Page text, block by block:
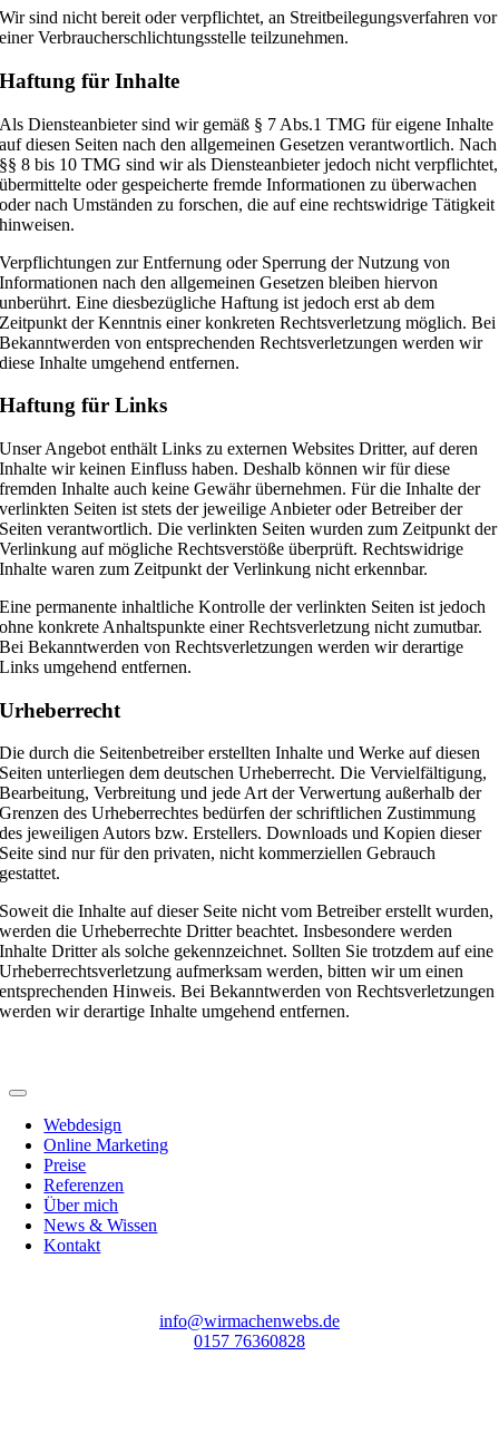
Wir sind nicht bereit oder verpflichtet, an Streitbeilegungsverfahren vor
einer Verbraucherschlichtungsstelle teilzunehmen.
Haftung für Inhalte
Als Diensteanbieter sind wir gemäß § 7 Abs.1 TMG für eigene Inhalte
auf diesen Seiten nach den allgemeinen Gesetzen verantwortlich. Nach
§§ 8 bis 10 TMG sind wir als Diensteanbieter jedoch nicht verpflichtet,
übermittelte oder gespeicherte fremde Informationen zu überwachen
oder nach Umständen zu forschen, die auf eine rechtswidrige Tätigkeit
hinweisen.
Verpflichtungen zur Entfernung oder Sperrung der Nutzung von
Informationen nach den allgemeinen Gesetzen bleiben hiervon
unberührt. Eine diesbezügliche Haftung ist jedoch erst ab dem
Zeitpunkt der Kenntnis einer konkreten Rechtsverletzung möglich. Bei
Bekanntwerden von entsprechenden Rechtsverletzungen werden wir
diese Inhalte umgehend entfernen.
Haftung für Links
Unser Angebot enthält Links zu externen Websites Dritter, auf deren
Inhalte wir keinen Einfluss haben. Deshalb können wir für diese
fremden Inhalte auch keine Gewähr übernehmen. Für die Inhalte der
verlinkten Seiten ist stets der jeweilige Anbieter oder Betreiber der
Seiten verantwortlich. Die verlinkten Seiten wurden zum Zeitpunkt der
Verlinkung auf mögliche Rechtsverstöße überprüft. Rechtswidrige
Inhalte waren zum Zeitpunkt der Verlinkung nicht erkennbar.
Eine permanente inhaltliche Kontrolle der verlinkten Seiten ist jedoch
ohne konkrete Anhaltspunkte einer Rechtsverletzung nicht zumutbar.
Bei Bekanntwerden von Rechtsverletzungen werden wir derartige
Links umgehend entfernen.
Urheberrecht
Die durch die Seitenbetreiber erstellten Inhalte und Werke auf diesen
Seiten unterliegen dem deutschen Urheberrecht. Die Vervielfältigung,
Bearbeitung, Verbreitung und jede Art der Verwertung außerhalb der
Grenzen des Urheberrechtes bedürfen der schriftlichen Zustimmung
des jeweiligen Autors bzw. Erstellers. Downloads und Kopien dieser
Seite sind nur für den privaten, nicht kommerziellen Gebrauch
gestattet.
Soweit die Inhalte auf dieser Seite nicht vom Betreiber erstellt wurden,
werden die Urheberrechte Dritter beachtet. Insbesondere werden
Inhalte Dritter als solche gekennzeichnet. Sollten Sie trotzdem auf eine
Urheberrechtsverletzung aufmerksam werden, bitten wir um einen
entsprechenden Hinweis. Bei Bekanntwerden von Rechtsverletzungen
werden wir derartige Inhalte umgehend entfernen.
Webdesign
Online Marketing
Preise
Referenzen
Über mich
News & Wissen
Kontakt
info@wirmachenwebs.de
0157 76360828